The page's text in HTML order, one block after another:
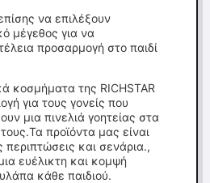
να επιλέξουν
μέγεθος για να
προσαρμογή στο παιδί
κοσμήματα της RICHSTAR
για τους γονείς που
μια πινελιά γοητείας στα
προϊόντα μας είναι
περιπτώσεις και σενάρια.,
ευέλικτη και κομψή
κάθε παιδιού.